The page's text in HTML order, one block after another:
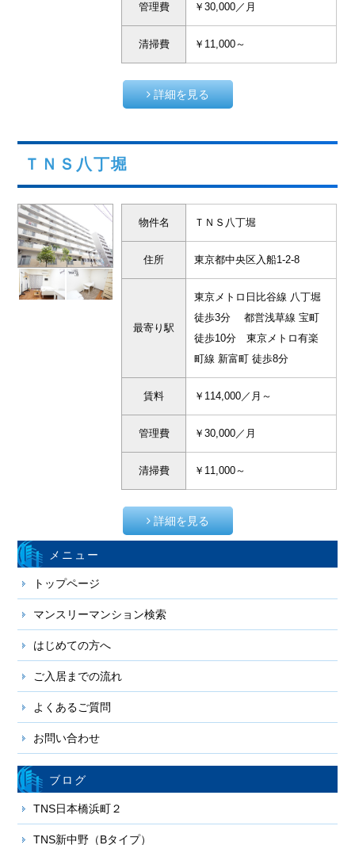
管理費 ￥30,000／月
清掃費 ￥11,000～
詳細を見る
ＴＮＳ八丁堀
物件名 ＴＮＳ八丁堀
住所 東京都中央区入船1-2-8
最寄り駅
東京メトロ日比谷線 八丁堀
徒歩3分 都営浅草線 宝町
徒歩10分 東京メトロ有楽
町線 新富町 徒歩8分
賃料 ￥114,000／月～
管理費 ￥30,000／月
清掃費 ￥11,000～
詳細を見る
メニュー
トップページ
マンスリーマンション検索
はじめての方へ
ご入居までの流れ
よくあるご質問
お問い合わせ
ブログ
TNS日本橋浜町２
TNS新中野（Bタイプ）